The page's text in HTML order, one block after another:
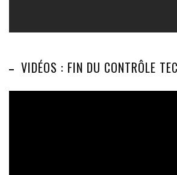
VIDÉOS : FIN DU CONTRÔLE